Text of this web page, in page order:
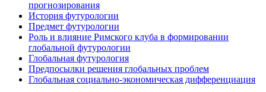
прогнозирования
История футурологии
Предмет футурологии
Роль и влияние Римского клуба в формировании
глобальной футурологии
Глобальная футурология
Предпосылки решения глобальных проблем
Глобальная социально-экономическая дифференциация